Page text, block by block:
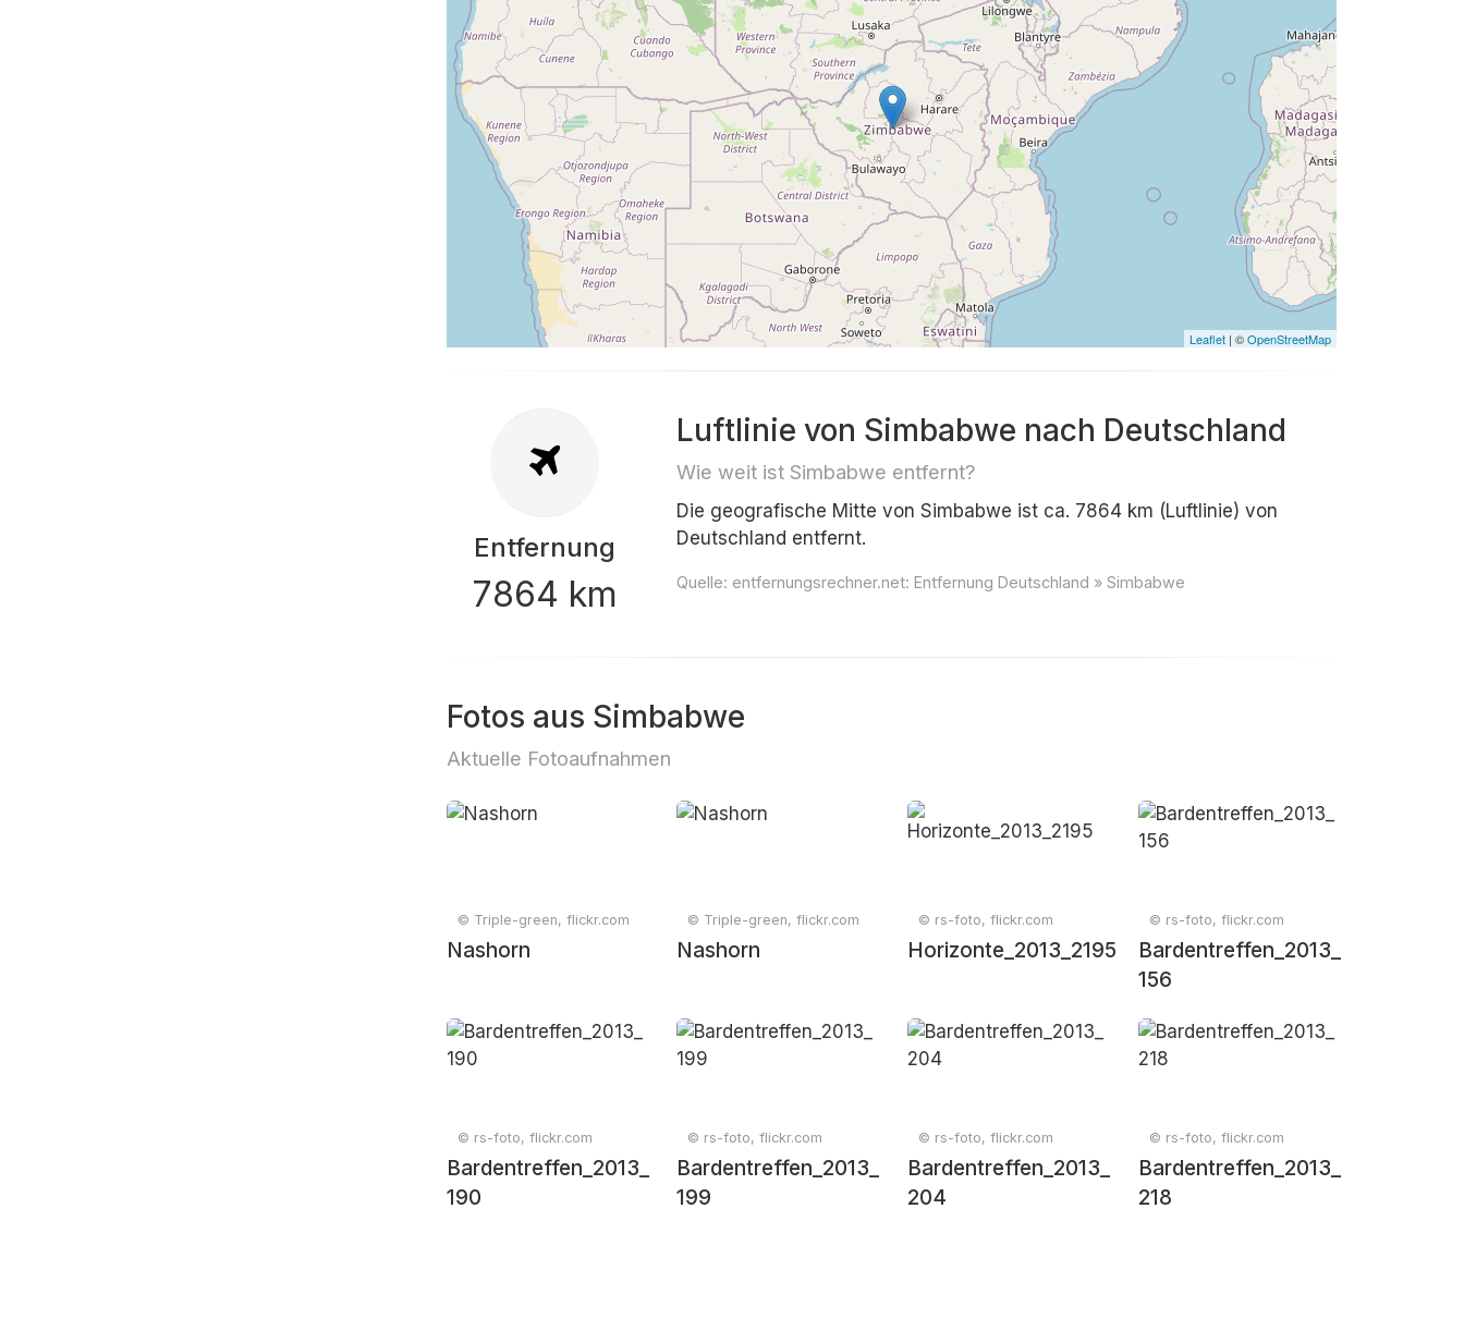
Leaflet | ©OpenStreetMap
Entfernung
7864 km
Luftlinie von Simbabwe nach Deutschland
Wie weit ist Simbabwe entfernt?
Die geografische Mitte von Simbabwe ist ca. 7864 km (Luftlinie) von
Deutschland entfernt.
Quelle: entfernungsrechner.net: Entfernung Deutschland » Simbabwe
Fotos aus Simbabwe
Aktuelle Fotoaufnahmen
© Triple-green, flickr.com
Nashorn
© Triple-green, flickr.com
Nashorn
© rs-foto, flickr.com
Horizonte_2013_2195
© rs-foto, flickr.com
Bardentreffen_2013_
156
© rs-foto, flickr.com
Bardentreffen_2013_
190
© rs-foto, flickr.com
Bardentreffen_2013_
199
© rs-foto, flickr.com
Bardentreffen_2013_
204
© rs-foto, flickr.com
Bardentreffen_2013_
218